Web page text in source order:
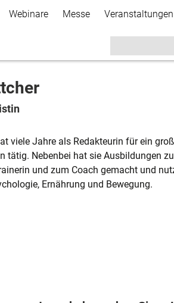
zum
Webinare Messe Veranstaltungen
viele Jahre als Redakteurin für ein
tätig. Nebenbei hat sie Ausbildungen
und zum Coach gemacht und
Ernährung und Bewegung.